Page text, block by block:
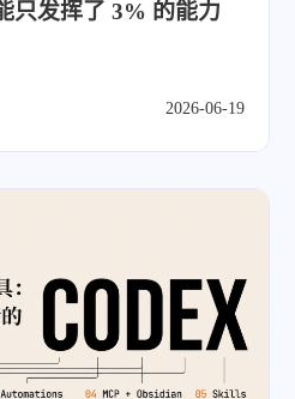
只发挥了 3% 的能力
2026-06-19